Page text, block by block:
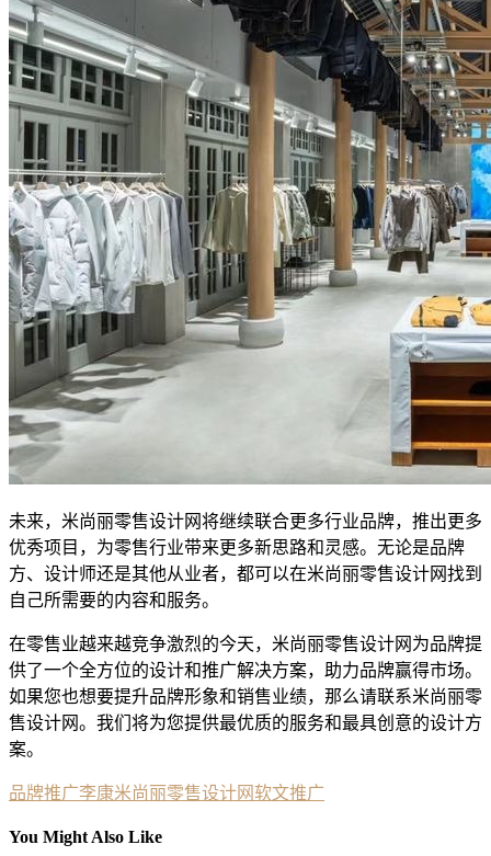
未来，米尚丽零售设计网将继续联合更多行业品牌，推出更多
优秀项目，为零售行业带来更多新思路和灵感。无论是品牌
方、设计师还是其他从业者，都可以在米尚丽零售设计网找到
自己所需要的内容和服务。
在零售业越来越竞争激烈的今天，米尚丽零售设计网为品牌提
供了一个全方位的设计和推广解决方案，助力品牌赢得市场。
如果您也想要提升品牌形象和销售业绩，那么请联系米尚丽零
售设计网。我们将为您提供最优质的服务和最具创意的设计方
案。
品牌推广李康米尚丽零售设计网软文推广
You Might Also Like